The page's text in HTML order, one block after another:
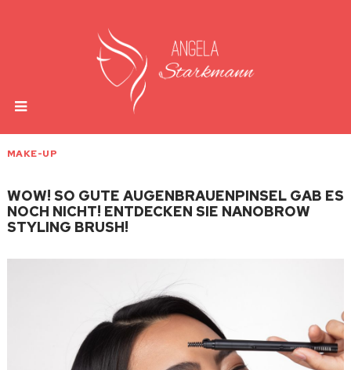
MAKE-UP
WOW! SO GUTE AUGENBRAUENPINSEL GAB ES
NOCH NICHT! ENTDECKEN SIE NANOBROW
STYLING BRUSH!